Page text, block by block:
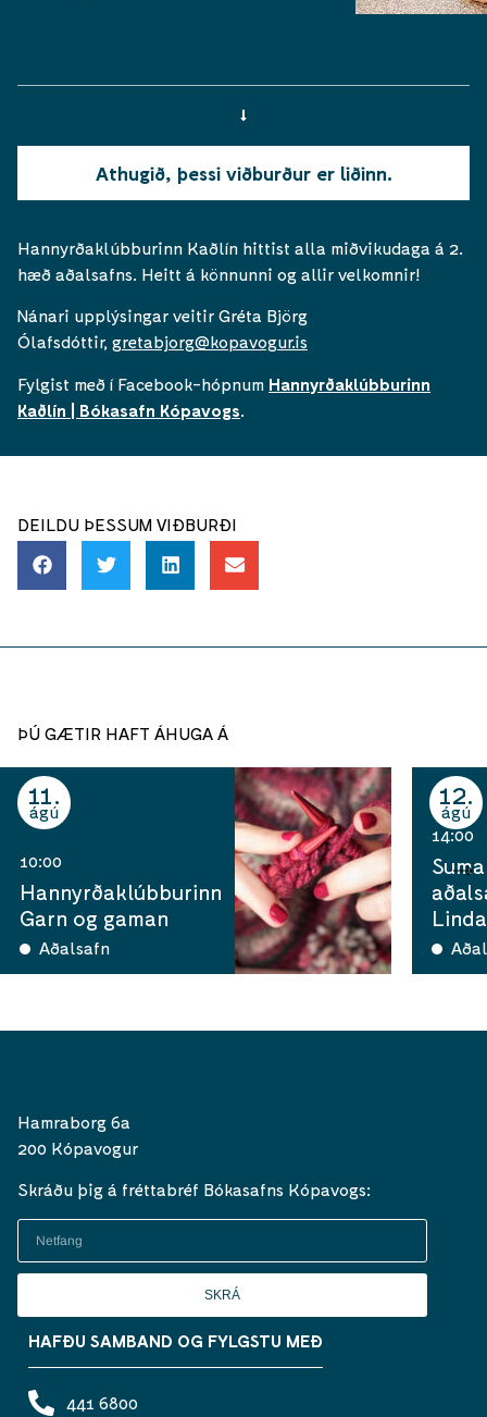
Athugið, þessi viðburður er liðinn.
Hannyrðaklúbburinn Kaðlín hittist alla miðvikudaga á 2.
hæð aðalsafns. Heitt á könnunni og allir velkomnir!
Nánari upplýsingar veitir Gréta Björg
Ólafsdóttir, gretabjorg@kopavogur.is
Fylgist með í Facebook-hópnum Hannyrðaklúbburinn
Kaðlín | Bókasafn Kópavogs
DEILDU ÞESSUM VIÐBURÐI
ÞÚ GÆTIR HAFT ÁHUGA Á
11
ágú
10:00
Hannyrðaklúbburinn
Garn og gaman
Aðalsafn
12
ágú
14:00
Hamraborg 6a
200 Kópavogur
Skráðu þig á fréttabréf Bókasafns Kópavogs:
SKRÁ
HAFÐU SAMBAND OG FYLGSTU MEÐ
441 6800